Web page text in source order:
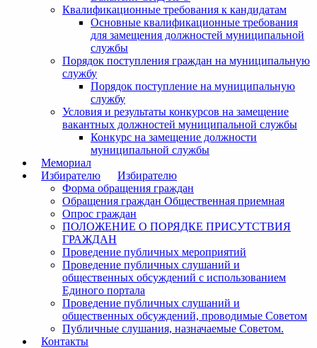
Квалификационные требования к кандидатам
Основные квалификационные требования
для замещения должностей муниципальной
службы
Порядок поступления граждан на муниципальную
службу
Порядок поступление на муниципальную
службу
Условия и результаты конкурсов на замещение
вакантных должностей муниципальной службы
Конкурс на замещение должности
муниципальной службы
Мемориал
Избирателю
Избирателю
Форма обращения граждан
Обращения граждан Общественная приемная
Опрос граждан
ПОЛОЖЕНИЕ О ПОРЯДКЕ ПРИСУТСТВИЯ
ГРАЖДАН
Проведение публичных мероприятий
Проведение публичных слушаний и
общественных обсуждений с использованием
Единого портала
Проведение публичных слушаний и
общественных обсуждений, проводимые Советом
Публичные слушания, назначаемые Советом.
Контакты